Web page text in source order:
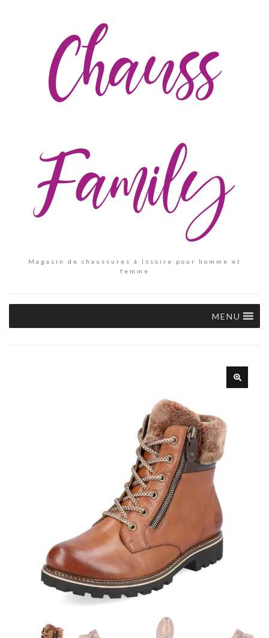
Chauss
Family
Magasin de chaussures à Issoire pour homme et
femme
MENU